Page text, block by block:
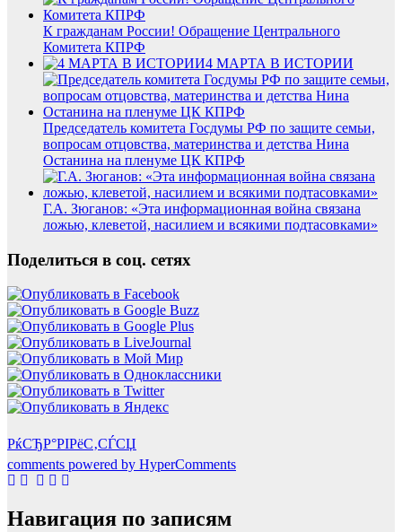
К гражданам России! Обращение Центрального
Комитета КПРФ
4 МАРТА В ИСТОРИИ
Председатель комитета Госдумы РФ по защите семьи,
вопросам отцовства, материнства и детства Нина
Останина на пленуме ЦК КПРФ
Г.А. Зюганов: «Эта информационная война связана
ложью, клеветой, насилием и всякими подтасовками»
Поделиться в соц. сетях
РќСЂР°РІРёС‚СЃСЏ
comments powered by HyperComments
Навигация по записям